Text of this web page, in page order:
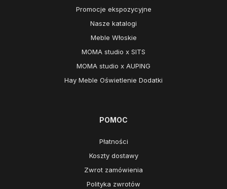
Promocje ekspozycyjne
Nasze katalogi
Meble Włoskie
MOMA studio x SITS
MOMA studio x AUPING
Hay Meble Oświetlenie Dodatki
POMOC
Płatności
Koszty dostawy
Zwrot zamówienia
Polityka zwrotów